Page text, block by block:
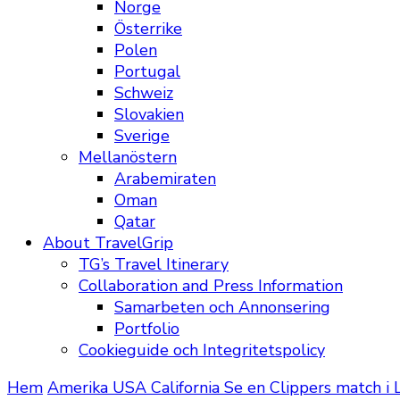
Norge
Österrike
Polen
Portugal
Schweiz
Slovakien
Sverige
Mellanöstern
Arabemiraten
Oman
Qatar
About TravelGrip
TG’s Travel Itinerary
Collaboration and Press Information
Samarbeten och Annonsering
Portfolio
Cookieguide och Integritetspolicy
Hem Amerika USA California Se en Clippers match i